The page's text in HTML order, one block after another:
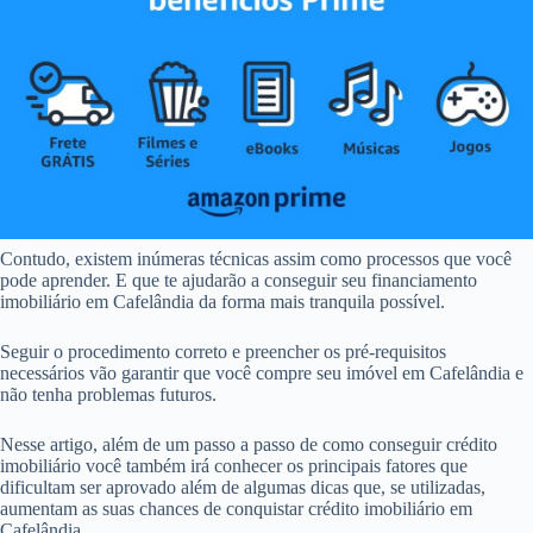
Contudo, existem inúmeras técnicas assim como processos que você
pode aprender. E que te ajudarão a conseguir seu financiamento
imobiliário em Cafelândia da forma mais tranquila possível.
Seguir o procedimento correto e preencher os pré-requisitos
necessários vão garantir que você compre seu imóvel em Cafelândia e
não tenha problemas futuros.
Nesse artigo, além de um passo a passo de como conseguir crédito
imobiliário você também irá conhecer os principais fatores que
dificultam ser aprovado além de algumas dicas que, se utilizadas,
aumentam as suas chances de conquistar crédito imobiliário em